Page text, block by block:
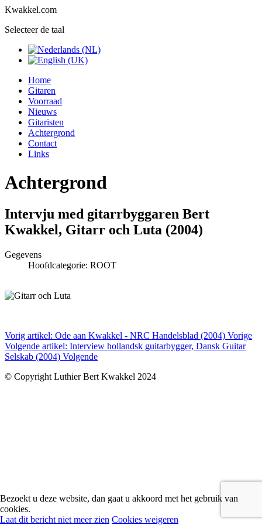
Kwakkel.com
Selecteer de taal
Home
Gitaren
Voorraad
Nieuws
Gitaristen
Achtergrond
Contact
Links
Achtergrond
Intervju med gitarrbyggaren Bert
Kwakkel, Gitarr och Luta (2004)
Gegevens
Hoofdcategorie: ROOT
Vorig artikel: Ode aan Kwakkel - NRC Handelsblad (2004) Vorige
Volgende artikel: Interview hollandsk guitarbygger, Dansk Guitar
Selskab (2004) Volgende
© Copyright Luthier Bert Kwakkel 2024
Bezoekt u deze website, dan gaat u akkoord met het gebruik van
cookies.
Laat dit bericht niet meer zien Cookies weigeren